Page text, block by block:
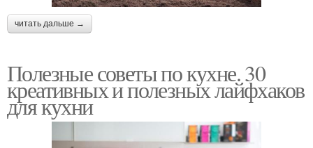
читать дальше →
Полезные советы по кухне. 30
креативных и полезных лайфхаков
для кухни